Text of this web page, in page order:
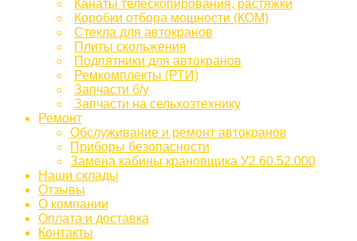
Канаты телескопирования, растяжки
Коробки отбора мощности (КОМ)
Стекла для автокранов
Плиты скольжения
Подпятники для автокранов
Ремкомплекты (РТИ)
Запчасти б/у
Запчасти на сельхозтехнику
Ремонт
Обслуживание и ремонт автокранов
Приборы безопасности
Замена кабины крановщика У2.60.52.000
Наши склады
Отзывы
О компании
Оплата и доставка
Контакты